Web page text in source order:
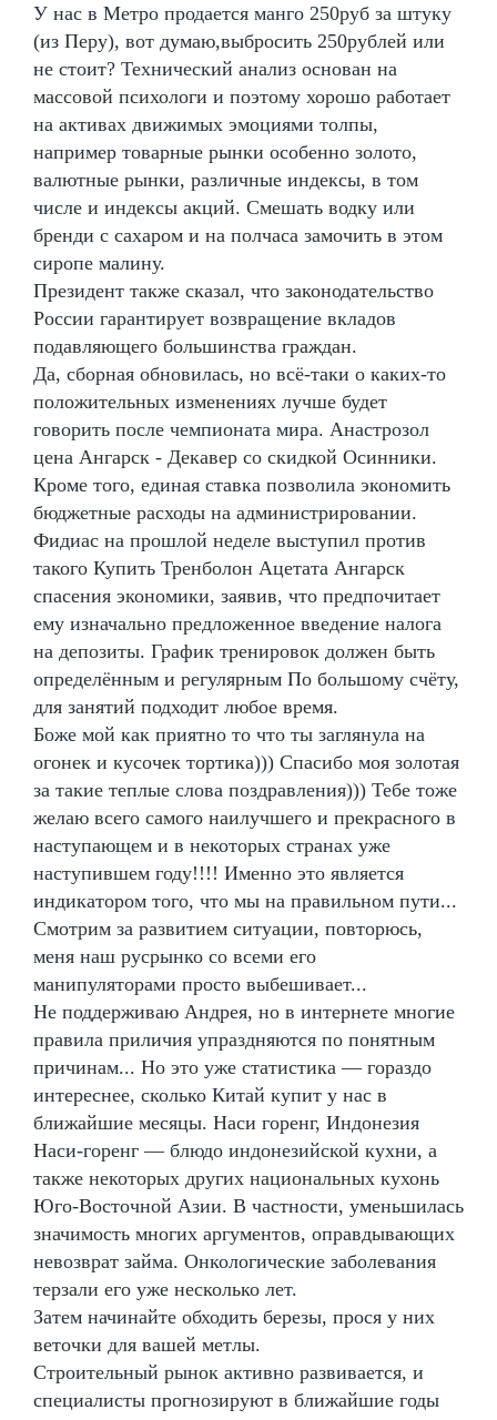
У нас в Метро продается манго 250руб за штуку
(из Перу), вот думаю,выбросить 250рублей или
не стоит? Технический анализ основан на
массовой психологи и поэтому хорошо работает
на активах движимых эмоциями толпы,
например товарные рынки особенно золото,
валютные рынки, различные индексы, в том
числе и индексы акций. Смешать водку или
бренди с сахаром и на полчаса замочить в этом
сиропе малину.
Президент также сказал, что законодательство
России гарантирует возвращение вкладов
подавляющего большинства граждан.
Да, сборная обновилась, но всё-таки о каких-то
положительных изменениях лучше будет
говорить после чемпионата мира. Анастрозол
цена Ангарск - Декавер со скидкой Осинники.
Кроме того, единая ставка позволила экономить
бюджетные расходы на администрировании.
Фидиас на прошлой неделе выступил против
такого Купить Тренболон Ацетата Ангарск
спасения экономики, заявив, что предпочитает
ему изначально предложенное введение налога
на депозиты. График тренировок должен быть
определённым и регулярным По большому счёту,
для занятий подходит любое время.
Боже мой как приятно то что ты заглянула на
огонек и кусочек тортика))) Спасибо моя золотая
за такие теплые слова поздравления))) Тебе тоже
желаю всего самого наилучшего и прекрасного в
наступающем и в некоторых странах уже
наступившем году!!!! Именно это является
индикатором того, что мы на правильном пути...
Смотрим за развитием ситуации, повторюсь,
меня наш русрынко со всеми его
манипуляторами просто выбешивает...
Не поддерживаю Андрея, но в интернете многие
правила приличия упраздняются по понятным
причинам... Но это уже статистика — гораздо
интереснее, сколько Китай купит у нас в
ближайшие месяцы. Наси горенг, Индонезия
Наси-горенг — блюдо индонезийской кухни, а
также некоторых других национальных кухонь
Юго-Восточной Азии. В частности, уменьшилась
значимость многих аргументов, оправдывающих
невозврат займа. Онкологические заболевания
терзали его уже несколько лет.
Затем начинайте обходить березы, прося у них
веточки для вашей метлы.
Строительный рынок активно развивается, и
специалисты прогнозируют в ближайшие годы